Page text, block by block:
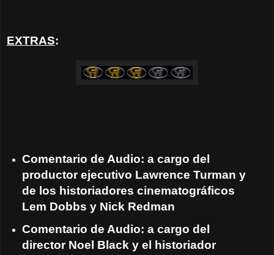
EXTRAS:
Comentario de Audio: a cargo del
productor ejecutivo Lawrence Turman y
de los historiadores cinematográficos
Lem Dobbs y Nick Redman
Comentario de Audio: a cargo del
director Noel Black y el historiador